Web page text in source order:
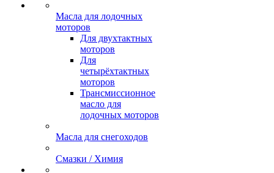
Масла для лодочных
моторов
Для двухтактных
моторов
Для
четырёхтактных
моторов
Трансмиссионное
масло для
лодочных моторов
Масла для снегоходов
Смазки / Химия